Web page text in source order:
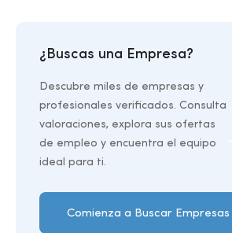
¿Buscas una Empresa?
Descubre miles de empresas y
profesionales verificados. Consulta
valoraciones, explora sus ofertas
de empleo y encuentra el equipo
ideal para ti.
Comienza a Buscar Empresas